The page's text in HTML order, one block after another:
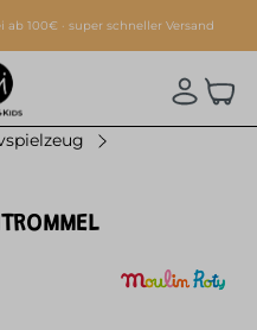
ab 100€ · super schneller Versand